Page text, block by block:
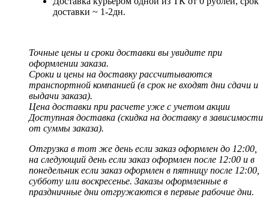
доставки ~ 1-2дн.
Точные цены и сроки доставки вы увидите при
оформлении заказа.
Сроки и цены на доставку рассчитываются
транспортной компанией (в срок не входят дни сдачи и
выдачи заказа).
Цена доставки при расчете уже с учетом акции
Доступная доставка (скидка на доставку в зависимости
от суммы заказа).
Отгрузка в тот же день если заказ оформлен до 12:00,
на следующий день если заказ оформлен после 12:00 и в
понедельник если заказ оформлен в пятницу после 12:00,
субботу или воскресенье. Заказы оформленные в
праздничные дни отгружаются в первые рабочие дни.